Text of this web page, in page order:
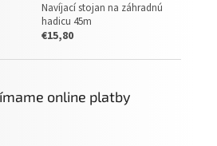
Navíjací stojan na záhradnú
hadicu 45m
€15,80
online platby